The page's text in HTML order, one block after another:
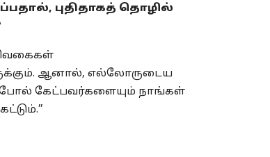
புதிதாகத் தொழில்
ஆனால், எல்லோருடைய
கேட்பவர்களையும் நாங்கள்